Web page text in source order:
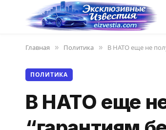
Главная » Политика » В НАТО еще не
ПОЛИТИКА
В НАТО еще